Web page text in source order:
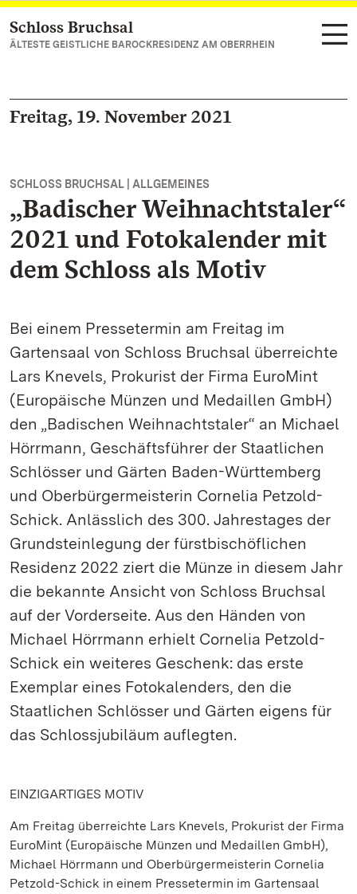
Zum Hauptinhalt springen
Schloss Bruchsal
ÄLTESTE GEISTLICHE BAROCKRESIDENZ AM OBERRHEIN
Freitag, 19. November 2021
SCHLOSS BRUCHSAL | ALLGEMEINES
„Badischer Weihnachtstaler“
2021 und Fotokalender mit
dem Schloss als Motiv
Bei einem Pressetermin am Freitag im
Gartensaal von Schloss Bruchsal überreichte
Lars Knevels, Prokurist der Firma EuroMint
(Europäische Münzen und Medaillen GmbH)
den „Badischen Weihnachtstaler“ an Michael
Hörrmann, Geschäftsführer der Staatlichen
Schlösser und Gärten Baden-Württemberg
und Oberbürgermeisterin Cornelia Petzold-
Schick. Anlässlich des 300. Jahrestages der
Grundsteinlegung der fürstbischöflichen
Residenz 2022 ziert die Münze in diesem Jahr
die bekannte Ansicht von Schloss Bruchsal
auf der Vorderseite. Aus den Händen von
Michael Hörrmann erhielt Cornelia Petzold-
Schick ein weiteres Geschenk: das erste
Exemplar eines Fotokalenders, den die
Staatlichen Schlösser und Gärten eigens für
das Schlossjubiläum auflegten.
EINZIGARTIGES MOTIV
Am Freitag überreichte Lars Knevels, Prokurist der Firma
EuroMint (Europäische Münzen und Medaillen GmbH),
Michael Hörrmann und Oberbürgermeisterin Cornelia
Petzold-Schick in einem Pressetermin im Gartensaal